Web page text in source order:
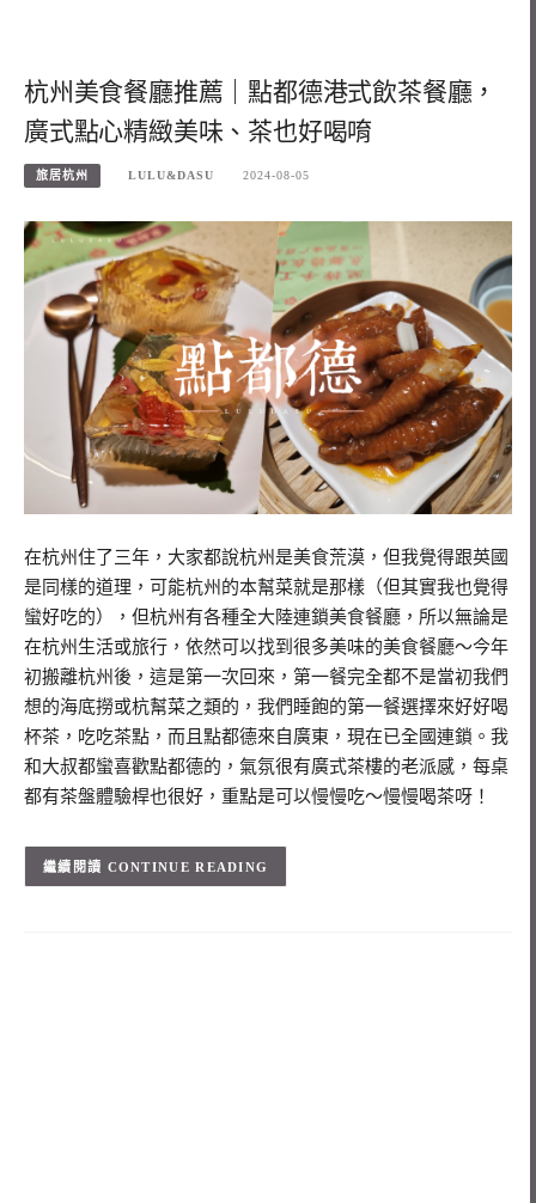
杭州美食餐廳推薦｜點都德港式飲茶餐廳，
廣式點心精緻美味、茶也好喝唷
旅居杭州 LULU&DASU 2024-08-05
在杭州住了三年，大家都說杭州是美食荒漠，但我覺得跟英國
是同樣的道理，可能杭州的本幫菜就是那樣（但其實我也覺得
蠻好吃的），但杭州有各種全大陸連鎖美食餐廳，所以無論是
在杭州生活或旅行，依然可以找到很多美味的美食餐廳～今年
初搬離杭州後，這是第一次回來，第一餐完全都不是當初我們
想的海底撈或杭幫菜之類的，我們睡飽的第一餐選擇來好好喝
杯茶，吃吃茶點，而且點都德來自廣東，現在已全國連鎖。我
和大叔都蠻喜歡點都德的，氣氛很有廣式茶樓的老派感，每桌
都有茶盤體驗桿也很好，重點是可以慢慢吃～慢慢喝茶呀！
CONTINUE READING